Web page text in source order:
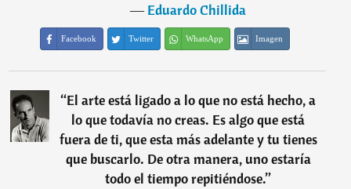
―Eduardo Chillida
Facebook Twitter WhatsApp Imagen
“El arte está ligado a lo que no está hecho, a
lo que todavía no creas. Es algo que está
fuera de ti, que esta más adelante y tu tienes
que buscarlo. De otra manera, uno estaría
todo el tiempo repitiéndose.”